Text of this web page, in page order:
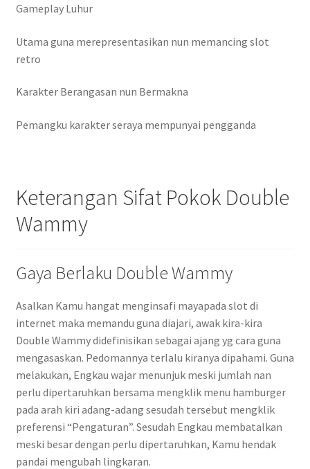
Gameplay Luhur
Utama guna merepresentasikan nun memancing slot
retro
Karakter Berangasan nun Bermakna
Pemangku karakter seraya mempunyai pengganda
Keterangan Sifat Pokok Double
Wammy
Gaya Berlaku Double Wammy
Asalkan Kamu hangat menginsafi mayapada slot di
internet maka memandu guna diajari, awak kira-kira
Double Wammy didefinisikan sebagai ajang yg cara guna
mengasaskan. Pedomannya terlalu kiranya dipahami. Guna
melakukan, Engkau wajar menunjuk meski jumlah nan
perlu dipertaruhkan bersama mengklik menu hamburger
pada arah kiri adang-adang sesudah tersebut mengklik
preferensi “Pengaturan”. Sesudah Engkau membatalkan
meski besar dengan perlu dipertaruhkan, Kamu hendak
pandai mengubah lingkaran.